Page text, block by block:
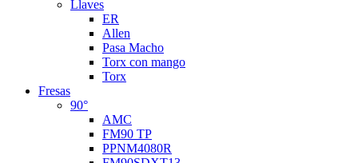
Llaves
ER
Allen
Pasa Macho
Torx con mango
Torx
Fresas
90°
AMC
FM90 TP
PPNM4080R